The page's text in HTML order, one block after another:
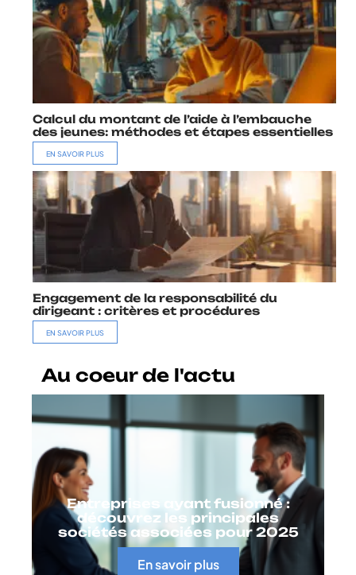
Calcul du montant de l’aide à l’embauche
des jeunes: méthodes et étapes essentielles
EN SAVOIR PLUS
Engagement de la responsabilité du
dirigeant : critères et procédures
EN SAVOIR PLUS
Au coeur de l'actu
Entreprises ayant fusionné :
découvrez les principales
sociétés associées pour 2025
En savoir plus